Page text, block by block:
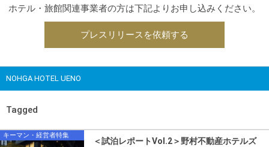
ホテル・旅館関連事業者の方は下記よりお申し込みください。
プレスリリースを依頼する
NOHGA HOTEL UENO
Tagged
キーマン・経営者特集
＜試泊レポートVol.2＞野村不動産ホテルズ